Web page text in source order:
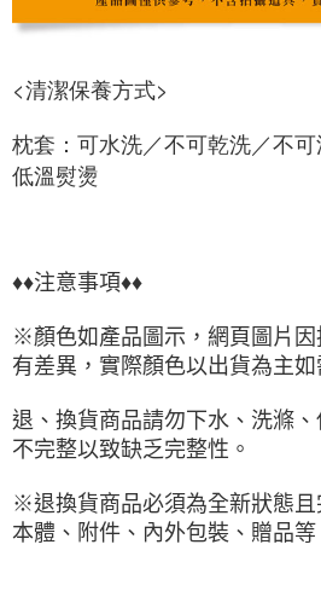
<清潔保養方式>
枕套：可水洗／不可乾洗／不
低溫熨燙
♦♦注意事項♦♦
※顏色如產品圖示，網頁圖片
有差異，實際顏色以出貨為主如
退、換貨商品請勿下水、洗滌
不完整以致缺乏完整性。
※退換貨商品必須為全新狀態
本體、附件、內外包裝、贈品等